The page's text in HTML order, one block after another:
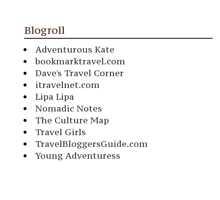
Blogroll
Adventurous Kate
bookmarktravel.com
Dave's Travel Corner
itravelnet.com
Lipa Lipa
Nomadic Notes
The Culture Map
Travel Girls
TravelBloggersGuide.com
Young Adventuress